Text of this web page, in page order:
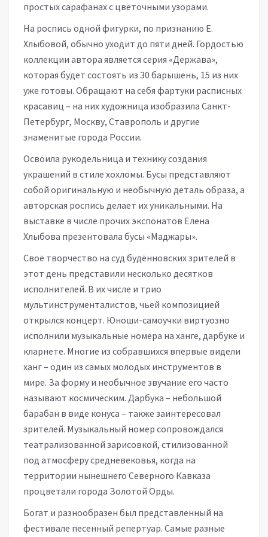
простых сарафанах с цветочными узорами.
На роспись одной фигурки, по признанию Е.
Хлыбовой, обычно уходит до пяти дней. Гордостью
коллекции автора является серия «Держава»,
которая будет состоять из 30 барышень, 15 из них
уже готовы. Обращают на себя фартуки расписных
красавиц – на них художница изобразила Санкт-
Петербург, Москву, Ставрополь и другие
знаменитые города России.
Освоила рукодельница и технику создания
украшений в стиле хохломы. Бусы представляют
собой оригинальную и необычную деталь образа, а
авторская роспись делает их уникальными. На
выставке в числе прочих экспонатов Елена
Хлыбова презентовала бусы «Маджары».
Своё творчество на суд будённовских зрителей в
этот день представили несколько десятков
исполнителей. В их числе и трио
мультинструменталистов, чьей композицией
открылся концерт. Юноши-самоучки виртуозно
исполнили музыкальные номера на ханге, дарбуке и
кларнете. Многие из собравшихся впервые видели
ханг – один из самых молодых инструментов в
мире. За форму и необычное звучание его часто
называют космическим. Дарбука – небольшой
барабан в виде конуса – также заинтересовал
зрителей. Музыкальный номер сопровождался
театрализованной зарисовкой, стилизованной
под атмосферу средневековья, когда на
территории нынешнего Северного Кавказа
процветали города Золотой Орды.
Богат и разнообразен был представленный на
фестивале песенный репертуар. Самые разные